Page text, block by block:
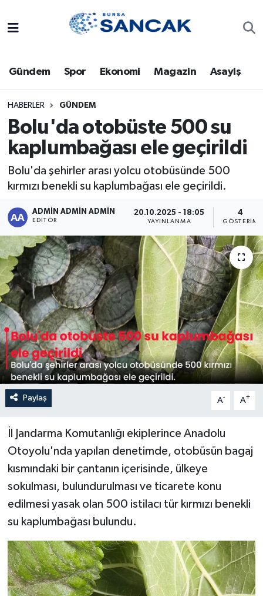
Gündem Spor Ekonomi Magazin Asayiş
HABERLER GÜNDEM
Bolu'da otobüste 500 su
kaplumbağası ele geçirildi
Bolu'da şehirler arası yolcu otobüsünde 500
kırmızı benekli su kaplumbağası ele geçirildi.
ADMİN ADMİN ADMİN
EDITÖR
20.10.2025 - 18:05
YAYINLANMA
4
GÖSTERIM
Paylaş A- A+
İl Jandarma Komutanlığı ekiplerince Anadolu
Otoyolu'nda yapılan denetimde, otobüsün bagaj
kısmındaki bir çantanın içerisinde, ülkeye
sokulması, bulundurulması ve ticarete konu
edilmesi yasak olan 500 istilacı tür kırmızı benekli
su kaplumbağası bulundu.
Bursa
Dünya
Eğitim
Ekonomi
Gündem
Magazin
Sağlık
Siyaset
Spor
Türkiye
Trafik Durumu
Süper Lig Puan Durumu ve Fikstür
Tüm Manşetler
Son Dakika Haberleri